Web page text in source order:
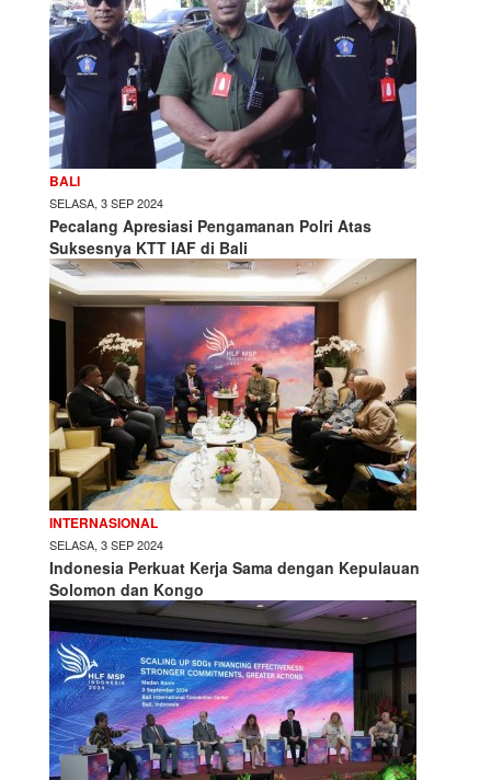
BALI
SELASA, 3 SEP 2024
Pecalang Apresiasi Pengamanan Polri Atas
Suksesnya KTT IAF di Bali
INTERNASIONAL
SELASA, 3 SEP 2024
Indonesia Perkuat Kerja Sama dengan Kepulauan
Solomon dan Kongo